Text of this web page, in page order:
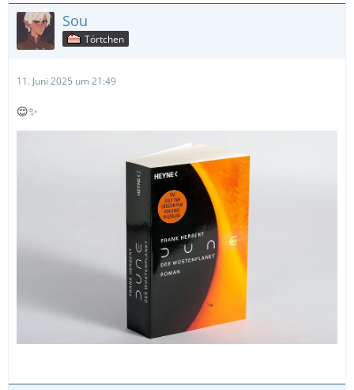
Sou
Törtchen
11. Juni 2025 um 21:49
😌✨️